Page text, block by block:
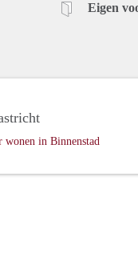
Eigen
in Binnenstad